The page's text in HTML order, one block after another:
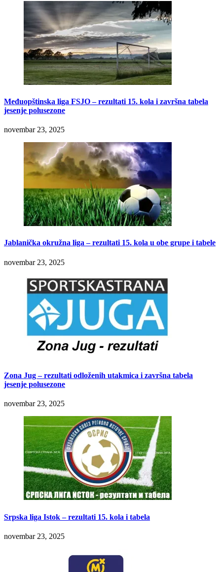
Međuopštinska liga FSJO – rezultati 15. kola i završna tabela
jesenje polusezone
novembar 23, 2025
Jablanička okružna liga – rezultati 15. kola u obe grupe i tabele
novembar 23, 2025
Zona Jug – rezultati odloženih utakmica i završna tabela
jesenje polusezone
novembar 23, 2025
Srpska liga Istok – rezultati 15. kola i tabela
novembar 23, 2025